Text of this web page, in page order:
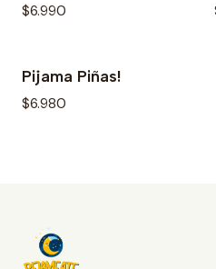
$6.990
Pijama Piñas!
$6.980